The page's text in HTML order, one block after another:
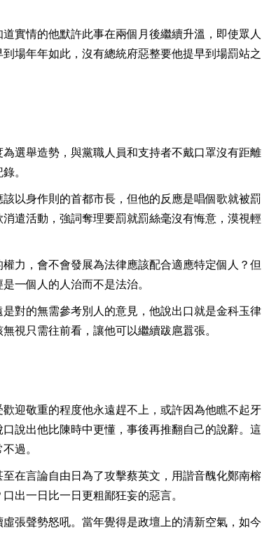
實情的他默許此事在兩個月後繼續升溫，即使眾人
場年年如此，沒有總統府惡整要他提早到場罰站之
選舉造勢，與黨職人員和支持者不戴口罩沒有距離
。
以身作則的首都市長，但他的反應是唱個歌就被罰
遣活動，強詞奪理要罰就罰絲毫沒有悔意，漠視輕
力，會不會發展為法律應該配合適應特定個人？但
一個人的人治而不是法治。
對的無需參考別人的意見，他說出口就是金科玉律
視只需往前看，讓他可以繼續跋扈囂張。
迎敬重的程度他永遠趕不上，或許因為他瞧不起牙
說出他比陳時中更懂，事後再推翻自己的說辭。這
過。
在言論自由日為了攻擊蔡英文，用諧音醜化鄭南榕
出一日比一日更粗鄙狂妄的惡言。
張聲勢怒吼。當年覺得是政壇上的清新空氣，如今